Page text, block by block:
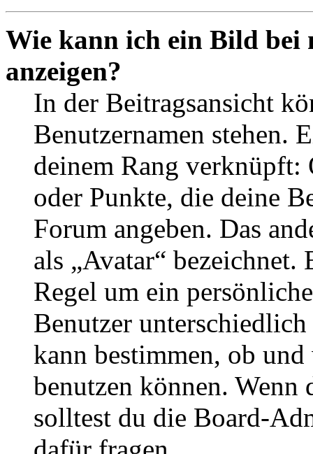
Wie kann ich ein Bild bei
anzeigen?
In der Beitragsansicht
Benutzernamen stehen.
deinem Rang verknüpft:
oder Punkte, die deine
Forum angeben. Das
als „Avatar“
Regel um ein
Benutzer
kann bestimmen, ob
benutzen können. Wenn
solltest du die Board-